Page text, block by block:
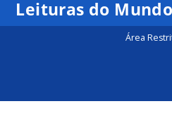
Leituras do Mundo
Área